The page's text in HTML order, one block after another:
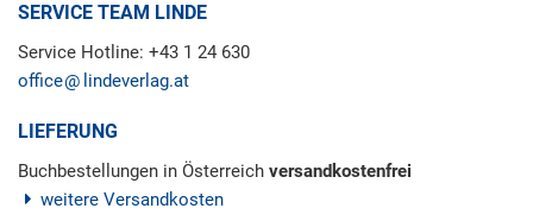
SERVICE TEAM LINDE
Service Hotline: +43 1 24 630
office
lindeverlag.at
LIEFERUNG
Buchbestellungen in Österreich versandkostenfrei
weitere Versandkosten